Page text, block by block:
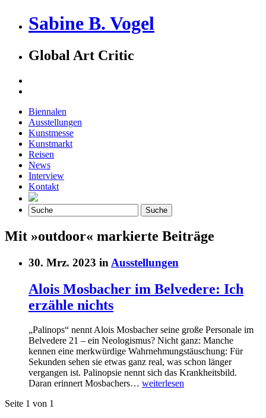
Sabine B. Vogel
Global Art Critic
Biennalen
Ausstellungen
Kunstmesse
Kunstmarkt
Reisen
News
Interview
Kontakt
Mit »outdoor« markierte Beiträge
30. Mrz. 2023 in Ausstellungen
Alois Mosbacher im Belvedere: Ich
erzähle nichts
„Palinops“ nennt Alois Mosbacher seine große Personale im
Belvedere 21 – ein Neologismus? Nicht ganz: Manche
kennen eine merkwürdige Wahrnehmungstäuschung: Für
Sekunden sehen sie etwas ganz real, was schon länger
vergangen ist. Palinopsie nennt sich das Krankheitsbild.
Daran erinnert Mosbachers… weiterlesen
Seite 1 von 1